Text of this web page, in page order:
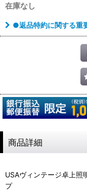
在庫なし
●返品特約に関する重
商品詳細
USAヴィンテージ卓上照
プ